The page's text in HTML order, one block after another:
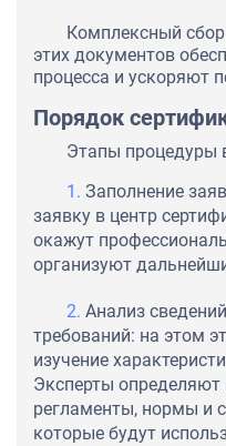
Комплексный
этих документов
процесса и ускоряют
Порядок
Этапы процедуры
Заполнение
заявку в центр
окажут
организуют
Анализ
требований: на этом
изучение
Эксперты
регламенты, нормы и
которые будут